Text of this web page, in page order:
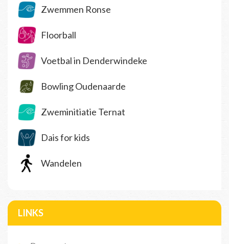
Zwemmen Ronse
Floorball
Voetbal in Denderwindeke
Bowling Oudenaarde
Zweminitiatie Ternat
Dais for kids
Wandelen
LINKS